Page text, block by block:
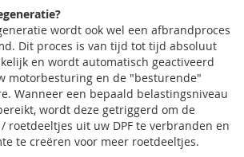
wordt ook wel een afbrandproces
Dit proces is van tijd tot tijd absoluut
en wordt automatisch geactiveerd
motorbesturing en de "besturende"
Wanneer een bepaald belastingsniveau
wordt deze getriggerd om de
roetdeeltjes uit uw DPF te verbranden en
te creëren voor meer roetdeeltjes.